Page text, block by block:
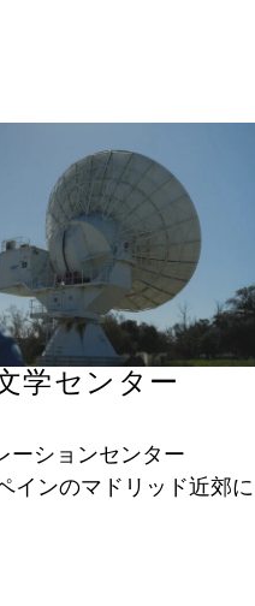
学センター
ーションセンター
インのマドリッド近郊に